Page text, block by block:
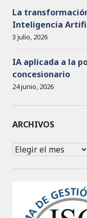
La
Inteligencia
3 julio, 2026
IA aplicada a la
concesionario
24 junio, 2026
ARCHIVOS
Archivos